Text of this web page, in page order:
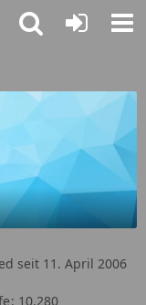
seit 11. April 2006
10.280